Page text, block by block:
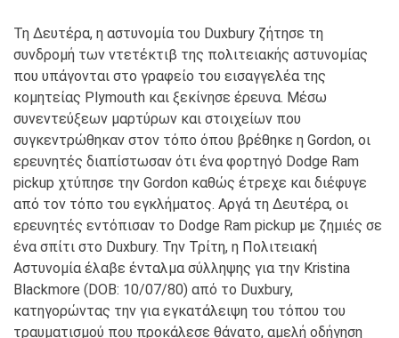
Τη Δευτέρα, η αστυνομία του Duxbury ζήτησε τη
συνδρομή των ντετέκτιβ της πολιτειακής αστυνομίας
που υπάγονται στο γραφείο του εισαγγελέα της
κομητείας Plymouth και ξεκίνησε έρευνα. Μέσω
συνεντεύξεων μαρτύρων και στοιχείων που
συγκεντρώθηκαν στον τόπο όπου βρέθηκε η Gordon, οι
ερευνητές διαπίστωσαν ότι ένα φορτηγό Dodge Ram
pickup χτύπησε την Gordon καθώς έτρεχε και διέφυγε
από τον τόπο του εγκλήματος. Αργά τη Δευτέρα, οι
ερευνητές εντόπισαν το Dodge Ram pickup με ζημιές σε
ένα σπίτι στο Duxbury. Την Τρίτη, η Πολιτειακή
Αστυνομία έλαβε ένταλμα σύλληψης για την Kristina
Blackmore (DOB: 10/07/80) από το Duxbury,
κατηγορώντας την για εγκατάλειψη του τόπου του
τραυματισμού που προκάλεσε θάνατο, αμελή οδήγηση